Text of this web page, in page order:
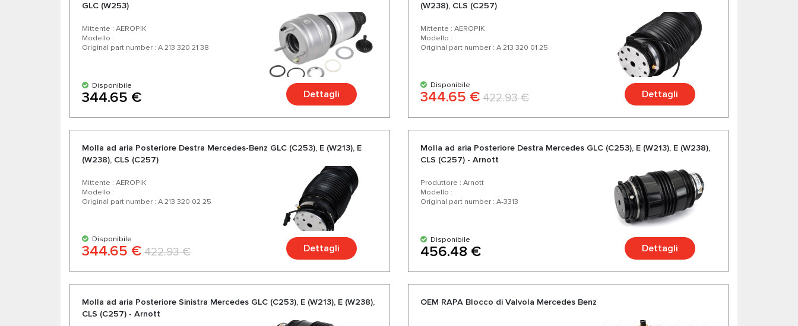
GLC (W253)
Mittente : AEROPIK
Modello :
Original part number : A 213 320 21 38
Disponibile
344.65 € Dettagli
(W238), CLS (C257)
Mittente : AEROPIK
Modello :
Original part number : A 213 320 01 25
Disponibile
344.65 € 422.93 € Dettagli
Molla ad aria Posteriore Destra Mercedes-Benz GLC (C253), E (W213), E
(W238), CLS (C257)
Mittente : AEROPIK
Modello :
Original part number : A 213 320 02 25
Disponibile
344.65 € 422.93 € Dettagli
Molla ad aria Posteriore Destra Mercedes GLC (C253), E (W213), E (W238),
CLS (C257) - Arnott
Produttore : Arnott
Modello :
Original part number : A-3313
Disponibile
456.48 € Dettagli
Molla ad aria Posteriore Sinistra Mercedes GLC (C253), E (W213), E (W238),
CLS (C257) - Arnott
OEM RAPA Blocco di Valvola Mercedes Benz